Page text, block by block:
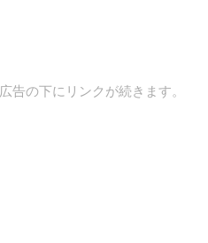
広告の下にリンクが続きます。